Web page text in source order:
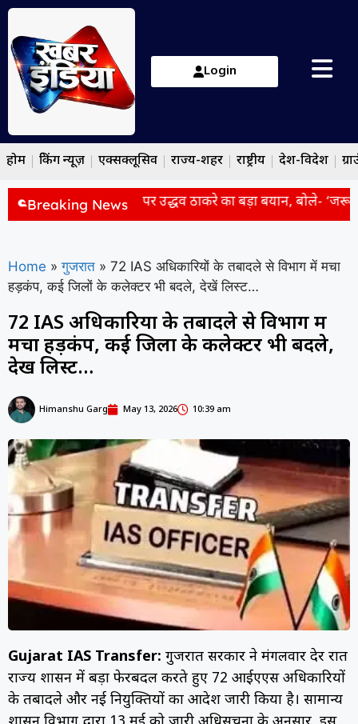
Login
होम ब्रेकिंग न्यूज़ एक्सक्लूसिव राज्य-शहर राष्ट्रीय देश-विदेश
Breaking News
रांची छात्र आंदोलन पर उद्धव ठाकरे का बड़ा बयान, बोले- ‘जरूरत
Home » गुजरात » 72 IAS अधिकारियों के तबादले से विभाग में मचा
हड़कंप, कई जिलों के कलेक्टर भी बदले, देखें लिस्ट…
72 IAS अधिकारियों के तबादले से विभाग में
मचा हड़कंप, कई जिलों के कलेक्टर भी बदले,
देखें लिस्ट…
Himanshu Garg May 13, 2026 10:39 am
Gujarat IAS Transfer: गुजरात सरकार ने मंगलवार देर रात
राज्य प्रशासन में बड़ा फेरबदल करते हुए 72 आईएएस अधिकारियों
के तबादले और नई नियुक्तियों का आदेश जारी किया है। सामान्य